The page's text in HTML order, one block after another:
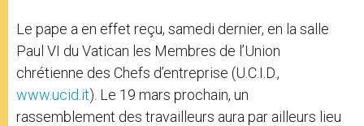
Le pape a en effet reçu, samedi dernier, en la salle
Paul VI du Vatican les Membres de l’Union
chrétienne des Chefs d’entreprise (U.C.I.D.,
www.ucid.it). Le 19 mars prochain, un
rassemblement des travailleurs aura par ailleurs lieu